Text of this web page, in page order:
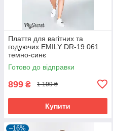
Плаття для вагітних та
годуючих EMILY DR-19.061
темно-синє
Готово до відправки
899 ₴ 1 199 ₴
Купити
–16%